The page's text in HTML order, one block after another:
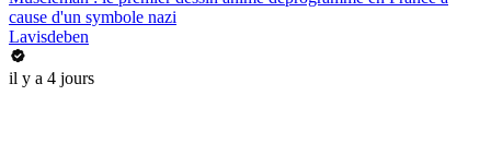
cause d'un symbole nazi
Lavisdeben
il y a 4 jours